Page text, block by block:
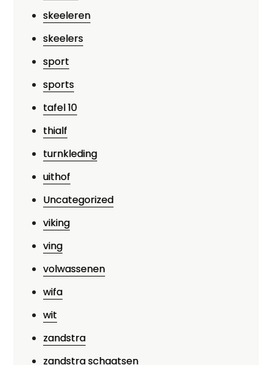
skeeleren
skeelers
sport
sports
tafel 10
thialf
turnkleding
uithof
Uncategorized
viking
ving
volwassenen
wifa
wit
zandstra
zandstra schaatsen